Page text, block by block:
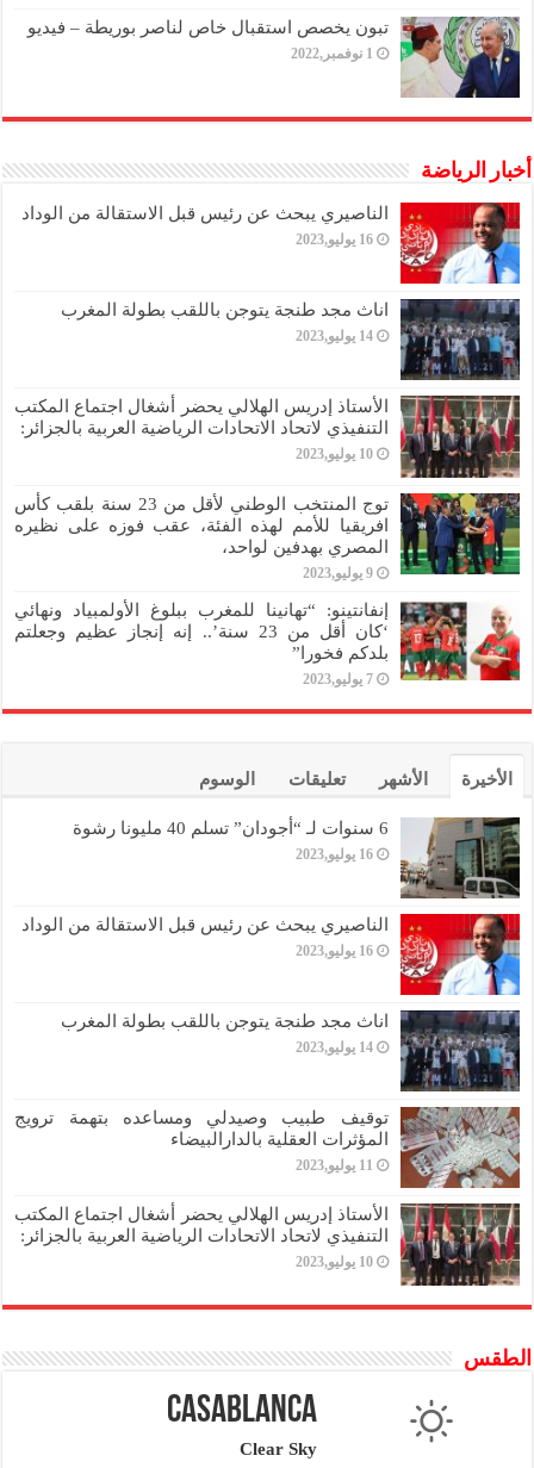
تبون يخصص استقبال خاص لناصر بوريطة – فيديو
1 نوفمبر,2022
أخبار الرياضة
الناصيري يبحث عن رئيس قبل الاستقالة من الوداد
16 يوليو,2023
اناث مجد طنجة يتوجن باللقب بطولة المغرب
14 يوليو,2023
الأستاذ إدريس الهلالي يحضر أشغال اجتماع المكتب
التنفيذي لاتحاد الاتحادات الرياضية العربية بالجزائر:
10 يوليو,2023
توج المنتخب الوطني لأقل من 23 سنة بلقب كأس
افريقيا للأمم لهذه الفئة، عقب فوزه على نظيره
المصري بهدفين لواحد،
9 يوليو,2023
إنفانتينو: “تهانينا للمغرب ببلوغ الأولمبياد ونهائي
‘كان أقل من 23 سنة’.. إنه إنجاز عظيم وجعلتم
بلدكم فخورا”
7 يوليو,2023
الأخيرة الأشهر تعليقات الوسوم
6 سنوات لـ “أجودان” تسلم 40 مليونا رشوة
16 يوليو,2023
الناصيري يبحث عن رئيس قبل الاستقالة من الوداد
16 يوليو,2023
اناث مجد طنجة يتوجن باللقب بطولة المغرب
14 يوليو,2023
توقيف طبيب وصيدلي ومساعده بتهمة ترويج
المؤثرات العقلية بالدارالبيضاء
11 يوليو,2023
الأستاذ إدريس الهلالي يحضر أشغال اجتماع المكتب
التنفيذي لاتحاد الاتحادات الرياضية العربية بالجزائر:
10 يوليو,2023
الطقس
Casablanca
Clear Sky